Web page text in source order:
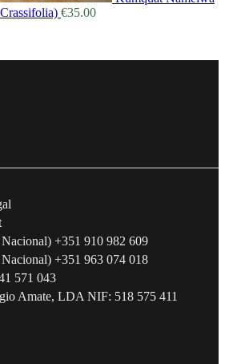
€35.00
+351 910 982 609
+351 963 074 018
571 043
Amate, LDA NIF: 518 575 411